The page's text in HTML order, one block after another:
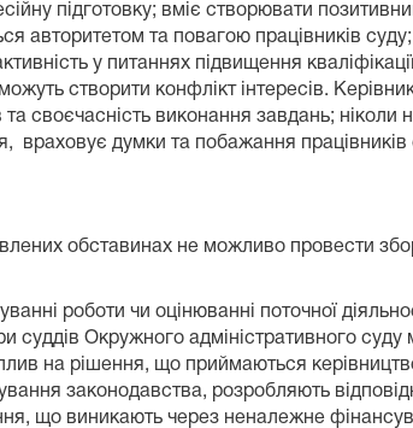
підготовку; вміє створювати
авторитетом та повагою працівників суду;
у питаннях підвищення кваліфікації
створити конфлікт інтересів.
своєчасність виконання завдань; ніколи
враховує думки та побажання працівників
обставинах не можливо провести
роботи чи оцінюванні поточної
суддів Окружного адміністративного суду
на рішення, що приймаються
законодавства, розробляють
що виникають через неналежне